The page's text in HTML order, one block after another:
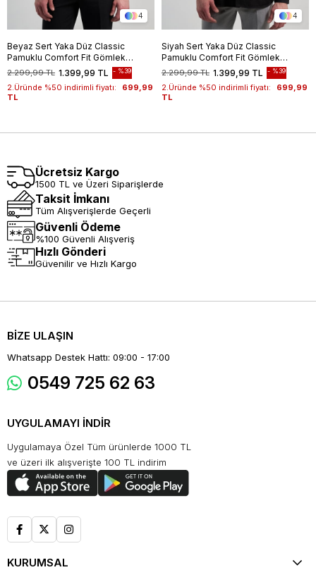
4
Beyaz Sert Yaka Düz Classic
Pamuklu Comfort Fit Gömlek
1004250213 1.399,99 TL
2.299,99 TL %39
2.Üründe %50 indirimli fiyatı:
699,99
TL
4
Siyah Sert Yaka Düz Classic
Pamuklu Comfort Fit Gömlek
1004250213 1.399,99 TL
2.299,99 TL %39
2.Üründe %50 indirimli fiyatı:
699,99
TL
Ücretsiz Kargo
1500 TL ve Üzeri Siparişlerde
Taksit İmkanı
Tüm Alışverişlerde Geçerli
Güvenli Ödeme
%100 Güvenli Alışveriş
Hızlı Gönderi
Güvenilir ve Hızlı Kargo
BİZE ULAŞIN
Whatsapp Destek Hattı: 09:00 - 17:00
0549 725 62 63
UYGULAMAYI İNDİR
Uygulamaya Özel Tüm ürünlerde 1000 TL
ve üzeri ilk alışverişte 100 TL indirim
KURUMSAL